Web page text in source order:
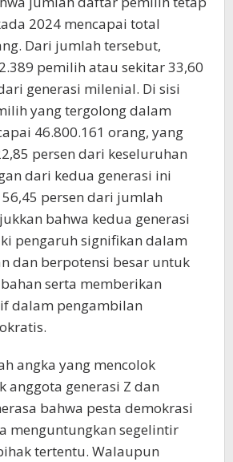
2024 mencapai total
Dari jumlah tersebut,
pemilih atau sekitar 33,60
generasi milenial. Di sisi
yang tergolong dalam
46.800.161 orang, yang
persen dari keseluruhan
dari kedua generasi ini
persen dari jumlah
bahwa kedua generasi
pengaruh signifikan dalam
dan berpotensi besar untuk
serta memberikan
dalam pengambilan
angka yang mencolok
anggota generasi Z dan
bahwa pesta demokrasi
menguntungkan segelintir
tertentu. Walaupun